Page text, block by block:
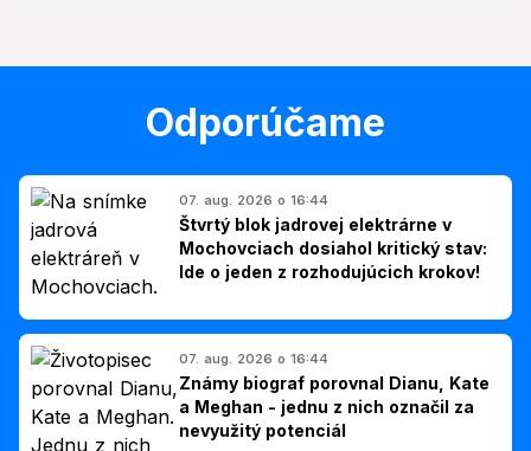
Odporúčame
07. aug. 2026 o 16:44
Štvrtý blok jadrovej elektrárne v
Mochovciach dosiahol kritický stav:
Ide o jeden z rozhodujúcich krokov!
07. aug. 2026 o 16:44
Známy biograf porovnal Dianu, Kate
a Meghan - jednu z nich označil za
nevyužitý potenciál